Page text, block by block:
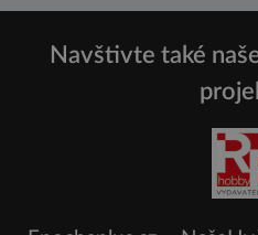
Navštivte také